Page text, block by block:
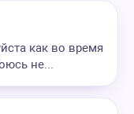
как во время
не...